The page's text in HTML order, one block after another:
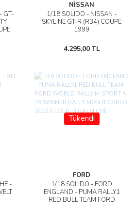
GT-
NİSSAN
1/18 SOLIDO - NISSAN -
SKYLINE GT-R (R34) COUPE
1999
4.295,00 TL
-
Tükendi
FORD
1/18 SOLIDO - FORD
ENGLAND - PUMA RALLY1
RED BULL TEAM FORD